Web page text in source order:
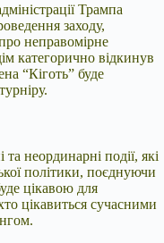
Трампа
заходу,
неправомірне
категорично відкинув
“Кіготь” буде
неординарні події, які
політики, поєднуючи
цікавою для
цікавиться сучасними